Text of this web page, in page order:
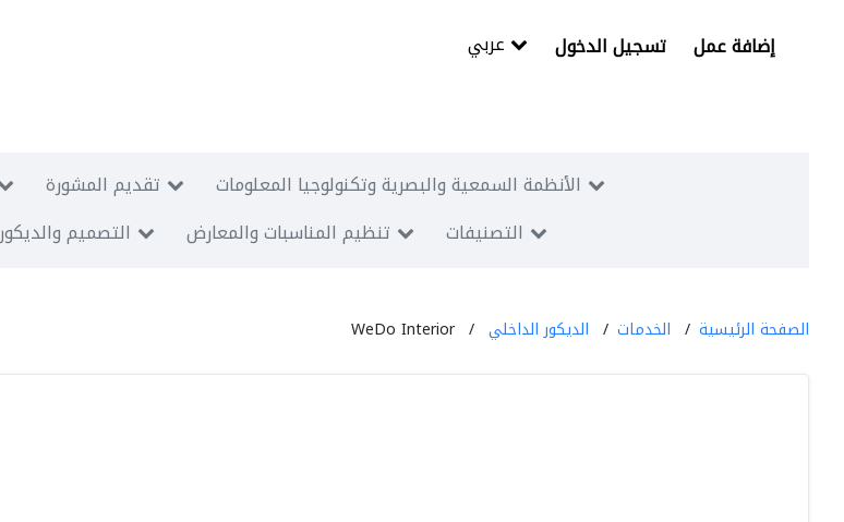
تسجيل الدخول إضافة عمل
تقديم المشورة
الأنظمة السمعية والبصرية وتكنولوجيا المعلومات
التصميم والديكور تنظيم المناسبات والمعارض التصنيفات
الصفحة الرئيسية الخدمات الديكور الداخلي WeDo Interior